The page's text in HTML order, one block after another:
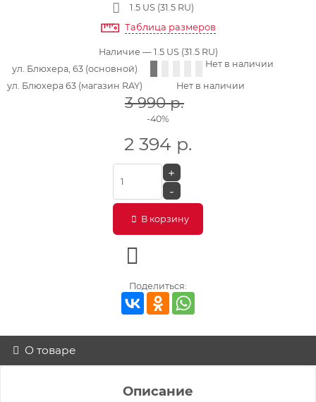
1.5 US (31.5 RU)
Таблица размеров
Наличие — 1.5 US (31.5 RU)
ул. Блюхера, 63 (основной)
Нет в наличии
ул. Блюхера 63 (магазин RAY) Нет в наличии
3 990 р.
-40%
2 394 р.
+
-
В корзину
Поделиться:
О товаре
Описание